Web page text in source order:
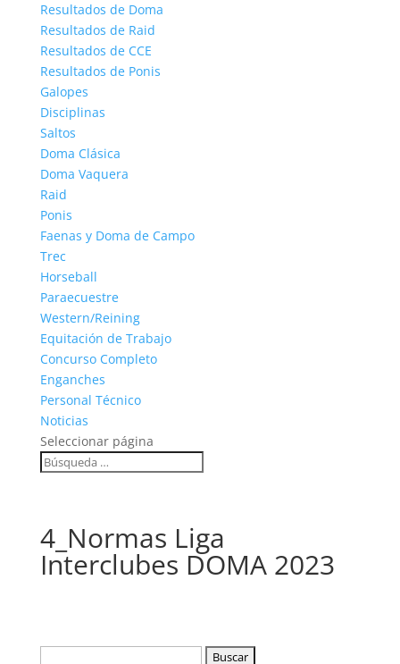
Resultados de Doma
Resultados de Raid
Resultados de CCE
Resultados de Ponis
Galopes
Disciplinas
Saltos
Doma Clásica
Doma Vaquera
Raid
Ponis
Faenas y Doma de Campo
Trec
Horseball
Paraecuestre
Western/Reining
Equitación de Trabajo
Concurso Completo
Enganches
Personal Técnico
Noticias
Seleccionar página
4_Normas Liga
Interclubes DOMA 2023